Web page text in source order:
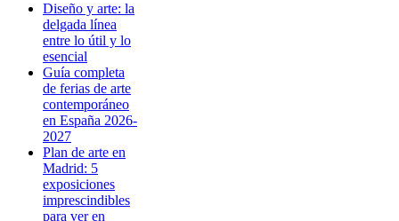
Diseño y arte: la
delgada línea
entre lo útil y lo
esencial
Guía completa
de ferias de arte
contemporáneo
en España 2026-
2027
Plan de arte en
Madrid: 5
exposiciones
imprescindibles
para ver en